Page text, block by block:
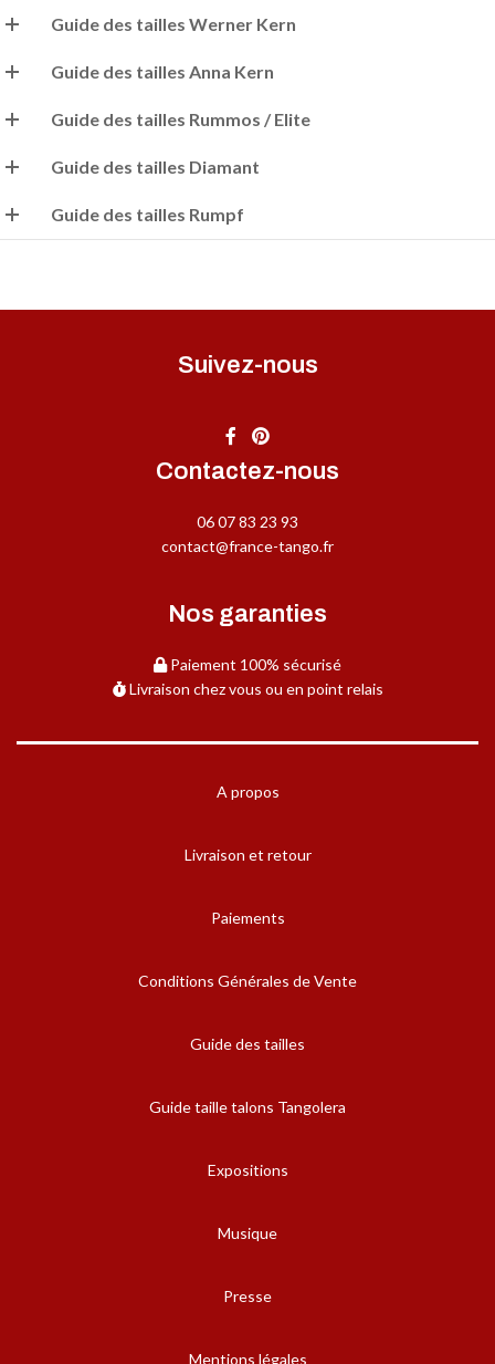
Guide des tailles Werner Kern
Guide des tailles Anna Kern
Guide des tailles Rummos / Elite
Guide des tailles Diamant
Guide des tailles Rumpf
Suivez-nous
Contactez-nous
06 07 83 23 93
contact@france-tango.fr
Nos garanties
Paiement 100% sécurisé
Livraison chez vous ou en point relais
A propos
Livraison et retour
Paiements
Conditions Générales de Vente
Guide des tailles
Guide taille talons Tangolera
Expositions
Musique
Presse
Mentions légales